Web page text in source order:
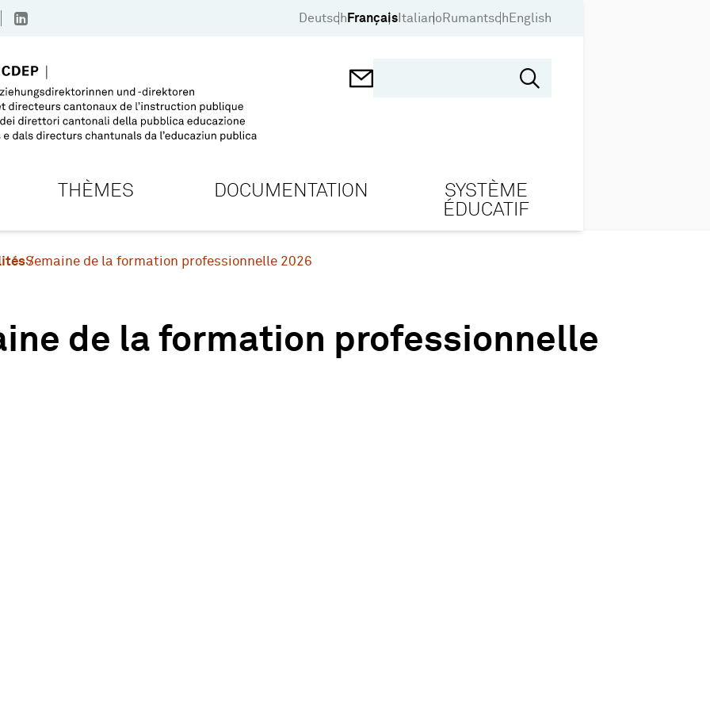
Deutsch Français Italiano Rumantsch English
THÈMES DOCUMENTATION
SYSTÈME
ÉDUCATIF
Semaine de la formation professionnelle 2026
de la formation professionnelle